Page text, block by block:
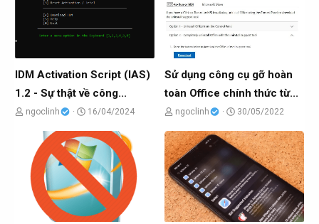
IDM Activation Script (IAS)
1.2 - Sự thật về công...
C
ngoclinh
N
g
à
y
i
16/04/2024
Sử dụng công cụ gỡ hoàn
toàn Office chính thức từ...
C
h
ủ
đ
ề
t
ạ
ngoclinh
N
g
à
g
ử
i
30/05/2022